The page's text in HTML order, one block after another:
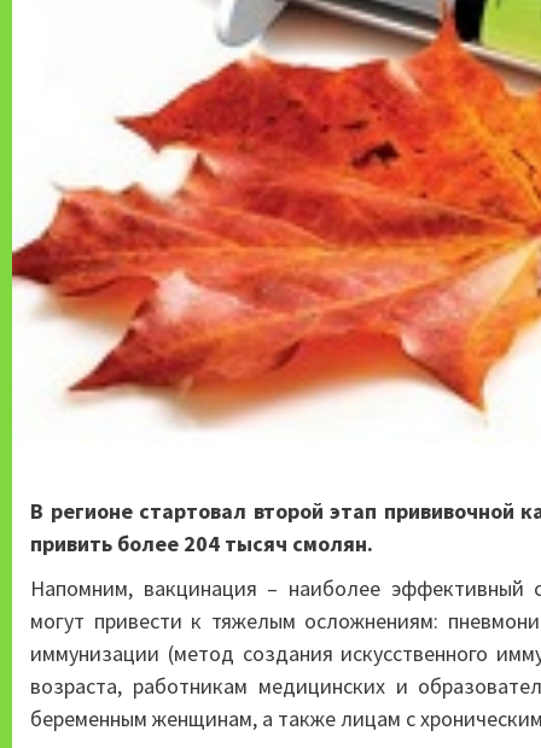
В регионе стартовал второй этап прививочной
привить более 204 тысяч смолян.
Напомним, вакцинация – наиболее эффективный
могут привести к тяжелым осложнениям:
иммунизации (метод создания искусственного
возраста, работникам медицинских и
беременным женщинам, а также лицам с